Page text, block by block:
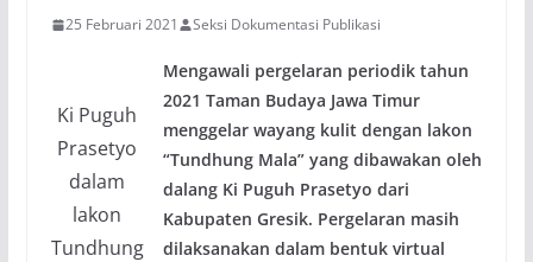
25 Februari 2021 Seksi Dokumentasi Publikasi
Ki Puguh
Prasetyo
dalam
lakon
Tundhung
Mengawali pergelaran periodik tahun
2021 Taman Budaya Jawa Timur
menggelar wayang kulit dengan lakon
“Tundhung Mala” yang dibawakan oleh
dalang Ki Puguh Prasetyo dari
Kabupaten Gresik. Pergelaran masih
dilaksanakan dalam bentuk virtual